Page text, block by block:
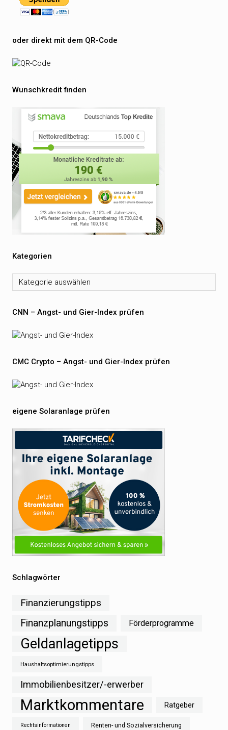
oder direkt mit dem QR-Code
Wunschkredit finden
Kategorien
Kategorien
CNN – Angst- und Gier-Index prüfen
CMC Crypto – Angst- und Gier-Index prüfen
eigene Solaranlage prüfen
Schlagwörter
Finanzierungstipps
Finanzplanungstipps
Förderprogramme
Geldanlagetipps
Haushaltsoptimierungstipps
Immobilienbesitzer/-erwerber
Marktkommentare Ratgeber
Rechtsinformationen Renten- und Sozialversicherung